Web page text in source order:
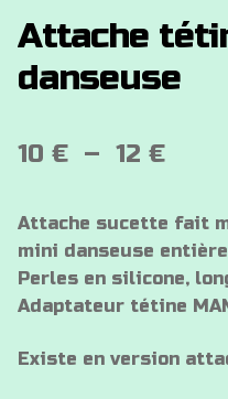
Attache
danseuse
10 € – 12 €Plage
prix :
10 €
à
12 €
Attache sucette fait
mini danseuse
Perles en silicone,
Adaptateur tétine
Existe en version